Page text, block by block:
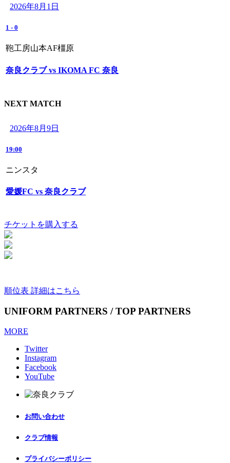
2026年8月1日
1 - 0
鞄工房山本AF橿原
奈良クラブ vs IKOMA FC 奈良
NEXT MATCH
2026年8月9日
19:00
ニンスタ
愛媛FC vs 奈良クラブ
チケットを購入する
順位表 詳細はこちら
UNIFORM PARTNERS / TOP PARTNERS
MORE
Twitter
Instagram
Facebook
YouTube
お問い合わせ
クラブ情報
プライバシーポリシー